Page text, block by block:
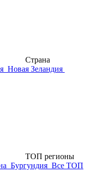
Страна
Новая Зеландия
ТОП регионы
Бургундия Все ТОП